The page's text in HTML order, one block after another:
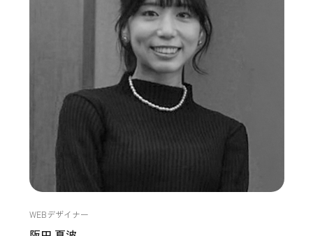
WEBデザイナー